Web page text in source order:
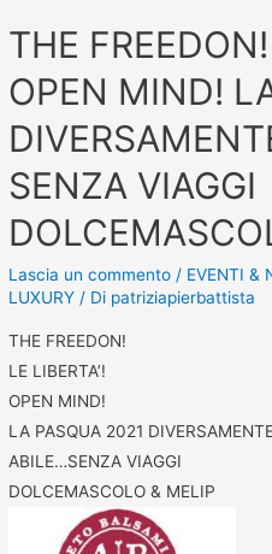
THE FREEDON!
OPEN MIND!
SENZA VIAGGI
Lascia un commento / EVENTI &
LUXURY / Di patriziapierbattista
THE FREEDON!
LE LIBERTA’!
OPEN MIND!
LA PASQUA 2021
ABILE…SENZA VIAGGI
DOLCEMASCOLO & MELIP